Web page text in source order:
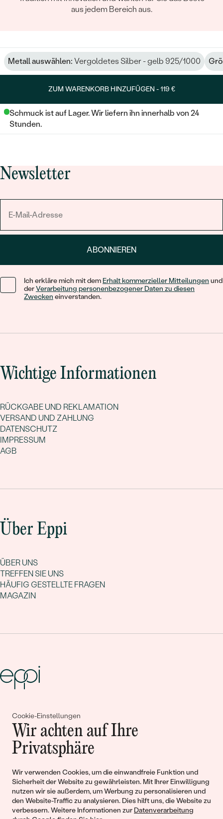
Cookie-Einstellungen
Wir achten auf Ihre
Privatsphäre
Wir verwenden Cookies, um die einwandfreie Funktion und
Sicherheit der Website zu gewährleisten. Mit Ihrer Einwilligung
nutzen wir sie außerdem, um Werbung zu personalisieren und
den Website-Traffic zu analysieren. Dies hilft uns, die Website zu
verbessern. Weitere Informationen zur Datenverarbeitung
aus jedem Bereich aus.
Metall auswählen: Vergoldetes Silber - gelb 925/1000
ZUM WARENKORB HINZUFÜGEN -119 €
Schmuck ist auf Lager. Wir liefern ihn innerhalb von 24
Stunden.
Newsletter
ABONNIEREN
Ich erkläre mich mit dem Erhalt kommerzieller Mitteilungen und
derVerarbeitung personenbezogener Daten zu diesen
Zwecken einverstanden.
Wichtige Informationen
RÜCKGABE UND REKLAMATION
VERSAND UND ZAHLUNG
DATENSCHUTZ
IMPRESSUM
AGB
Über Eppi
ÜBER UNS
TREFFEN SIE UNS
HÄUFIG GESTELLTE FRAGEN
MAGAZIN
Gemeinsam erschaffen wir
Geschichten von Schönheit und
Liebe
Begleiten Sie uns!